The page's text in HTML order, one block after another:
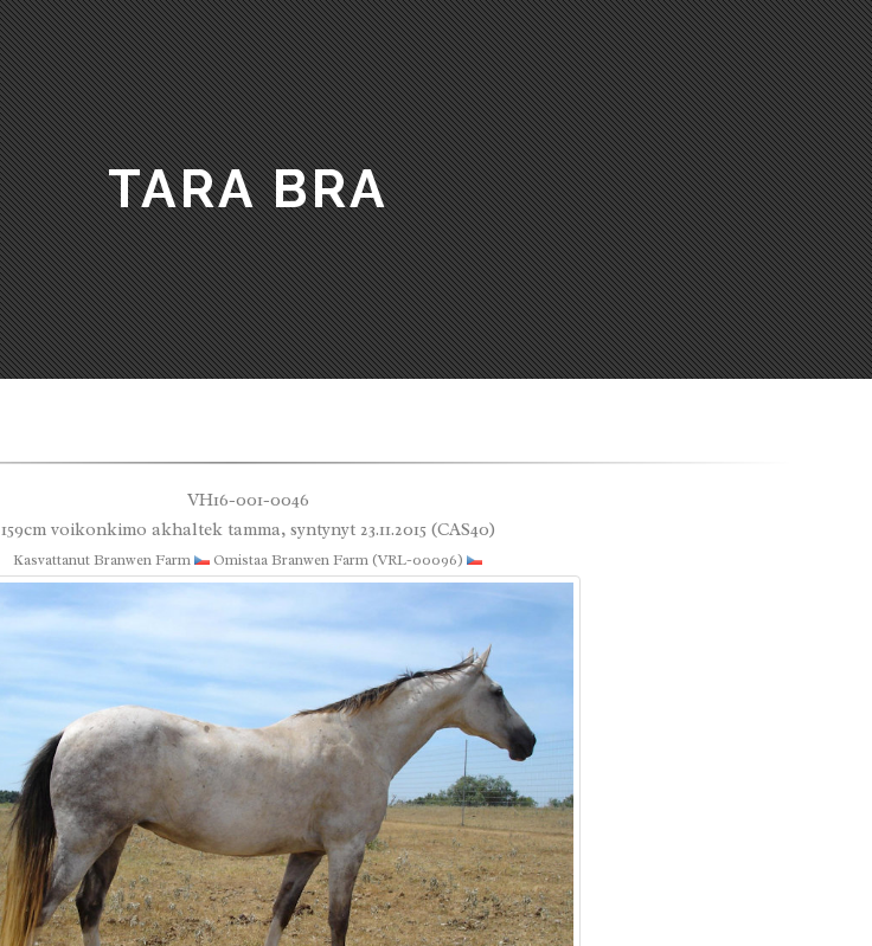
TARA BRA
VH16-001-0046
159cm voikonkimo akhaltek tamma, syntynyt 23.11.2015 (CAS40)
Kasvattanut Branwen Farm Omistaa Branwen Farm (VRL-00096)